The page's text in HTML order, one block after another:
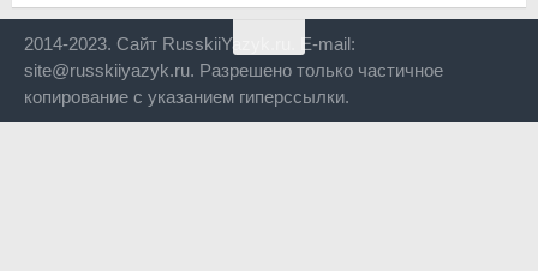
2014-2023. Сайт RusskiiYazyk.ru. E-mail:
site@russkiiyazyk.ru. Разрешено только частичное
копирование с указанием гиперссылки.